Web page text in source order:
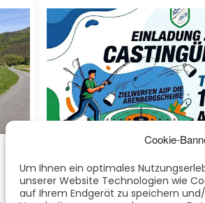
Cookie-
Um Ihnen ein optimales
unserer Website Technologien wie
auf Ihrem Endgerät zu speichern
Casting-Training beim
am 13. Mai um 17:30 Uhr